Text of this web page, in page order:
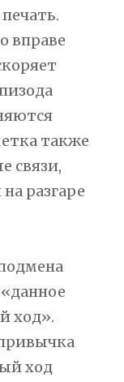
вправе
также
связи,
разгаре
ход».
ход